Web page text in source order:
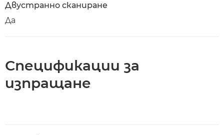
Двустранно сканиране
Да
Спецификации за
изпращане